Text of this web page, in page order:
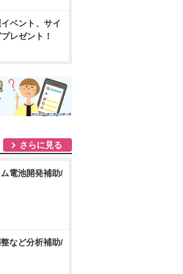
ベント、サイ
レゼント！
さらに見る
電池開発補助/
など分析補助/